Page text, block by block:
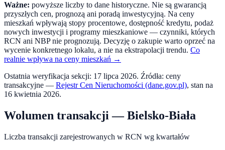
Ważne: powyższe liczby to dane historyczne. Nie są gwarancją
przyszłych cen, prognozą ani poradą inwestycyjną. Na ceny
mieszkań wpływają stopy procentowe, dostępność kredytu, podaż
nowych inwestycji i programy mieszkaniowe — czynniki, których
RCN ani NBP nie prognozują. Decyzję o zakupie warto oprzeć na
wycenie konkretnego lokalu, a nie na ekstrapolacji trendu. Co
realnie wpływa na ceny mieszkań →
Ostatnia weryfikacja sekcji: 17 lipca 2026. Źródła: ceny
transakcyjne — Rejestr Cen Nieruchomości (dane.gov.pl), stan na
16 kwietnia 2026.
Wolumen transakcji —Bielsko-Biała
Liczba transakcji zarejestrowanych w RCN wg kwartałów